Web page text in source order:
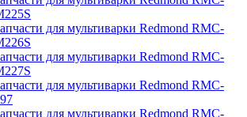
для мультиварки Redmond RMC-
для мультиварки Redmond RMC-
для мультиварки Redmond RMC-
для мультиварки Redmond RMC-